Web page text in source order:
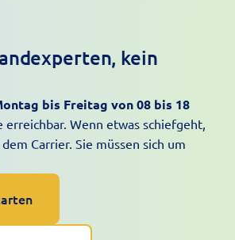
kein
bis Freitag von 08 bis 18
erreichbar. Wenn etwas schiefgeht,
Carrier. Sie müssen sich um